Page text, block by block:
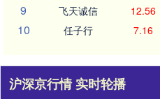
9 飞天诚信 12.56
10 任子行 7.16
沪深京行情 实时轮播